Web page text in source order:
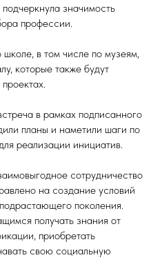
значимость
профессии.
в том числе по музеям,
которые также будут
в рамках подписанного
планы и наметили шаги по
реализации инициатив.
сотрудничество
на создание условий
поколения.
получать знания от
приобретать
свою социальную